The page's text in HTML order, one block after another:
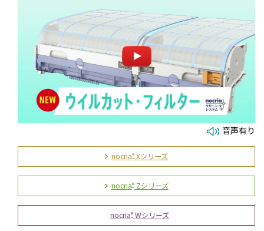
音声有り
nocria® Xシリーズ
nocria®Zシリーズ
nocria® Wシリーズ